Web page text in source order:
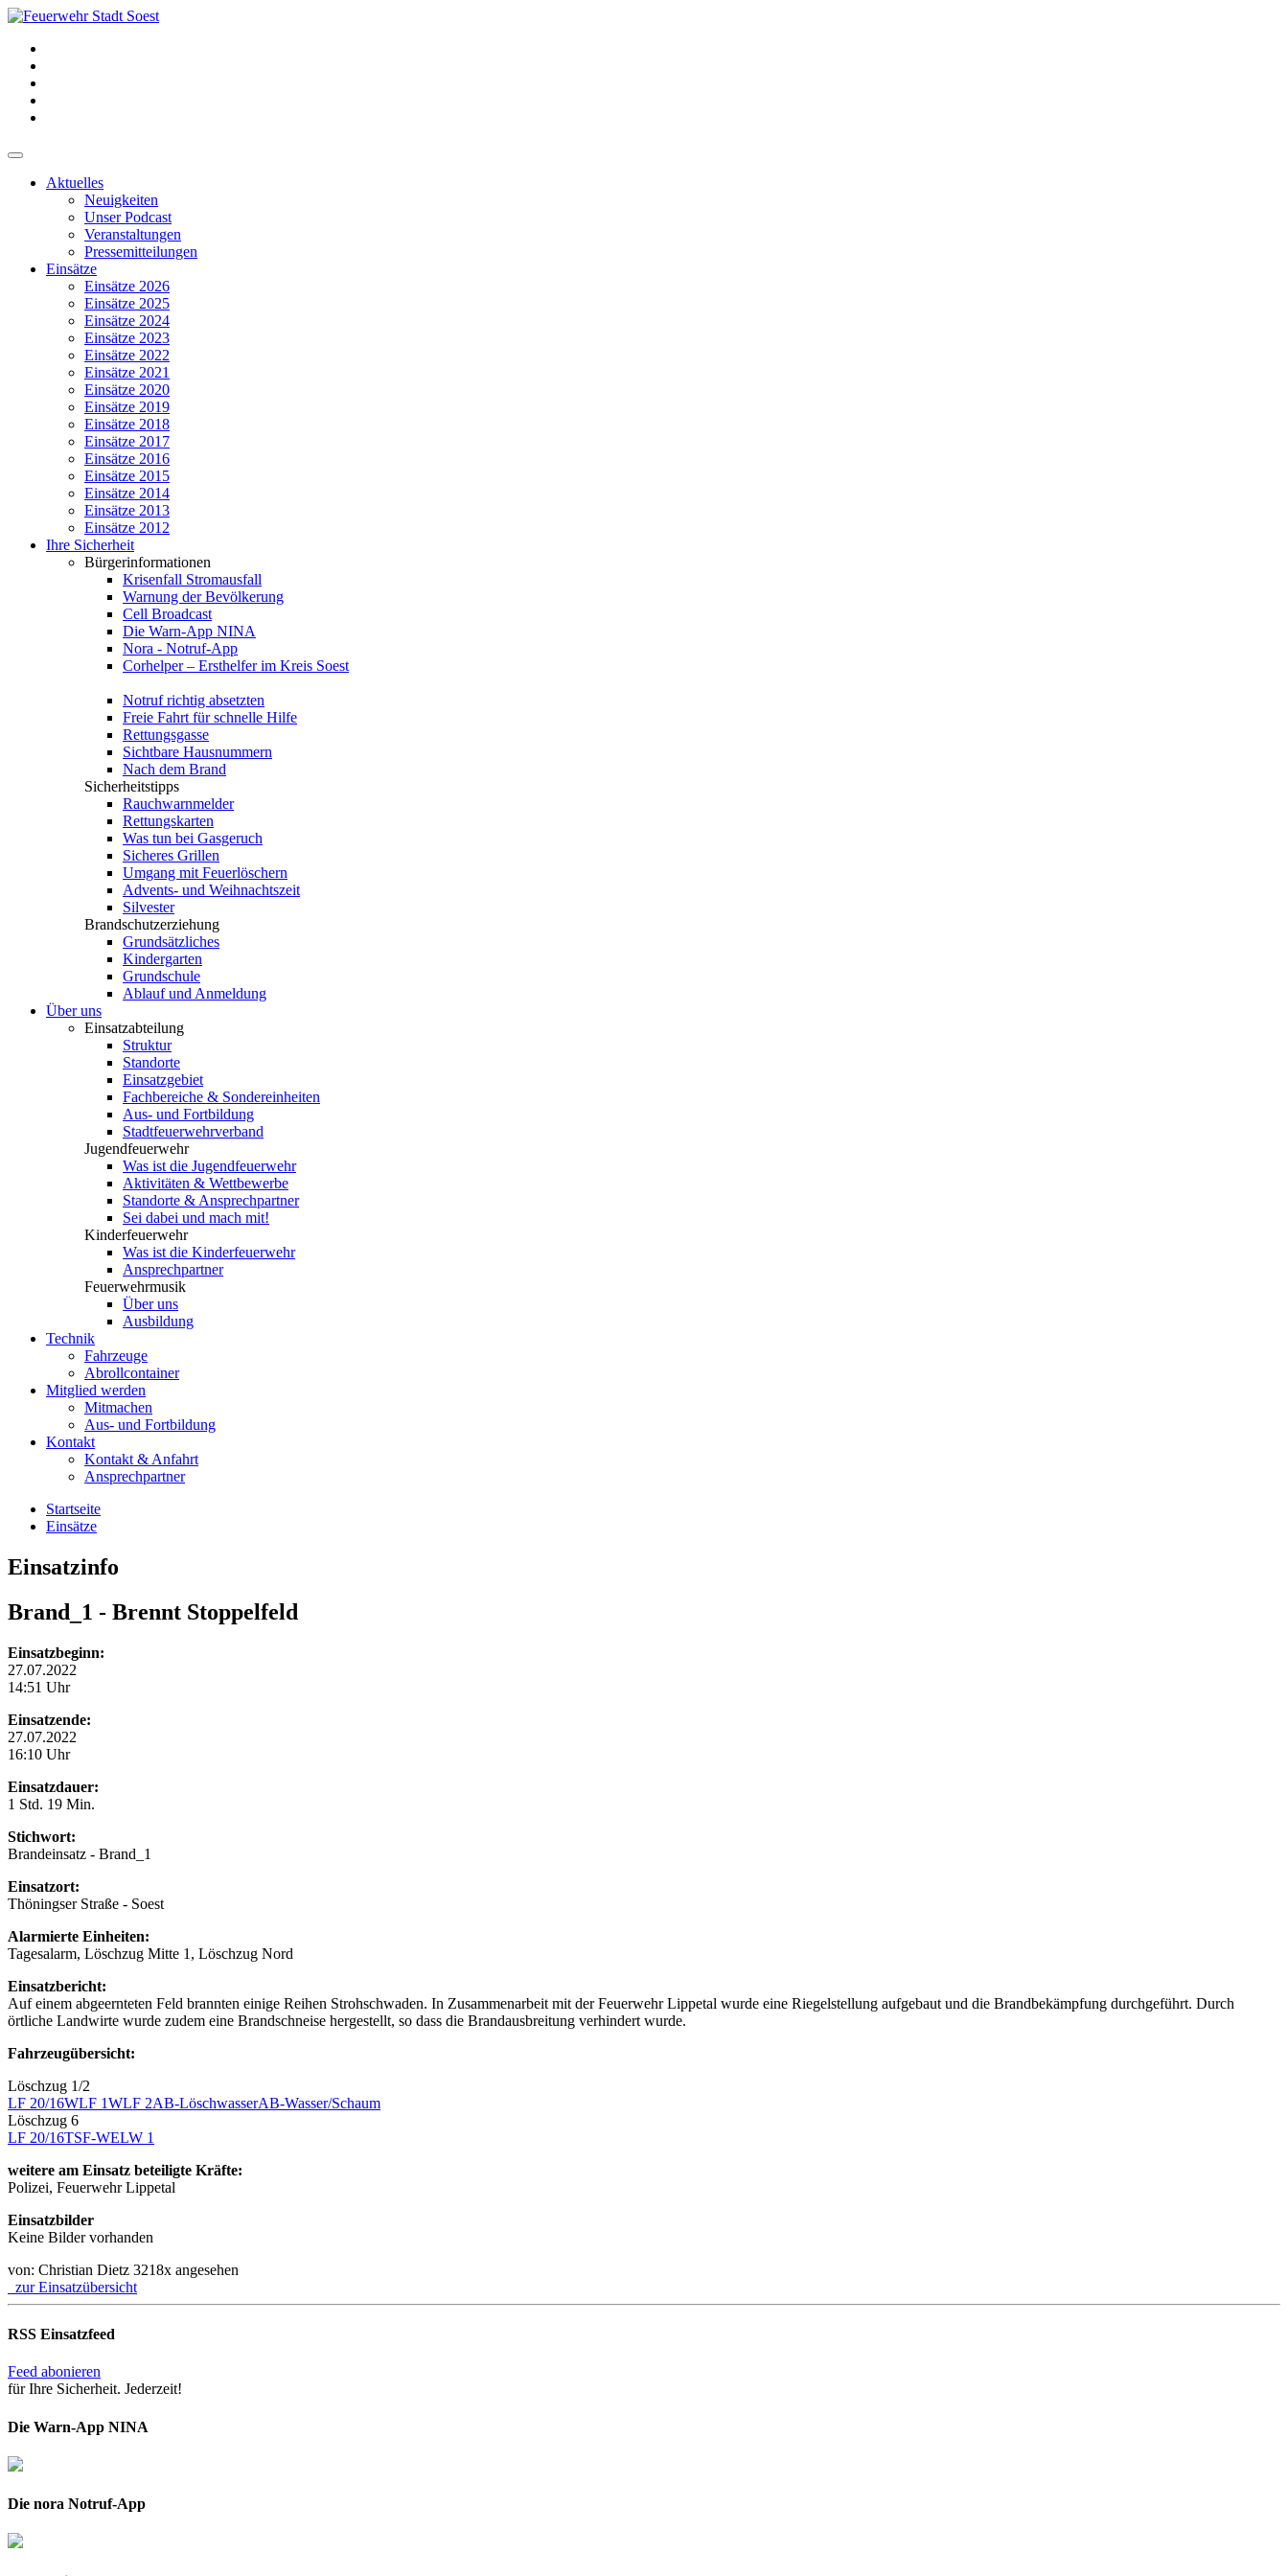
Aktuelles
Neuigkeiten
Unser Podcast
Veranstaltungen
Pressemitteilungen
Einsätze
Einsätze 2026
Einsätze 2025
Einsätze 2024
Einsätze 2023
Einsätze 2022
Einsätze 2021
Einsätze 2020
Einsätze 2019
Einsätze 2018
Einsätze 2017
Einsätze 2016
Einsätze 2015
Einsätze 2014
Einsätze 2013
Einsätze 2012
Ihre Sicherheit
Bürgerinformationen
Krisenfall Stromausfall
Warnung der Bevölkerung
Cell Broadcast
Die Warn-App NINA
Nora - Notruf-App
Corhelper – Ersthelfer im Kreis Soest
Notruf richtig absetzten
Freie Fahrt für schnelle Hilfe
Rettungsgasse
Sichtbare Hausnummern
Nach dem Brand
Sicherheitstipps
Rauchwarnmelder
Rettungskarten
Was tun bei Gasgeruch
Sicheres Grillen
Umgang mit Feuerlöschern
Advents- und Weihnachtszeit
Silvester
Brandschutzerziehung
Grundsätzliches
Kindergarten
Grundschule
Ablauf und Anmeldung
Über uns
Einsatzabteilung
Struktur
Standorte
Einsatzgebiet
Fachbereiche & Sondereinheiten
Aus- und Fortbildung
Stadtfeuerwehrverband
Jugendfeuerwehr
Was ist die Jugendfeuerwehr
Aktivitäten & Wettbewerbe
Standorte & Ansprechpartner
Sei dabei und mach mit!
Kinderfeuerwehr
Was ist die Kinderfeuerwehr
Ansprechpartner
Feuerwehrmusik
Über uns
Ausbildung
Technik
Fahrzeuge
Abrollcontainer
Mitglied werden
Mitmachen
Aus- und Fortbildung
Kontakt
Kontakt & Anfahrt
Ansprechpartner
Startseite
Einsätze
Einsatzinfo
Brand_1 - Brennt Stoppelfeld
Einsatzbeginn:
27.07.2022
14:51 Uhr
Einsatzende:
27.07.2022
16:10 Uhr
Einsatzdauer:
1 Std. 19 Min.
Stichwort:
Brandeinsatz - Brand_1
Einsatzort:
Thöningser Straße - Soest
Alarmierte Einheiten:
Tagesalarm, Löschzug Mitte 1, Löschzug Nord
Einsatzbericht:
Auf einem abgeernteten Feld brannten einige Reihen Strohschwaden. In Zusammenarbeit mit der Feuerwehr Lippetal wurde eine Riegelstellung aufgebaut und die Brandbekämpfung durchgeführt. Durch
örtliche Landwirte wurde zudem eine Brandschneise hergestellt, so dass die Brandausbreitung verhindert wurde.
Fahrzeugübersicht:
Löschzug 1/2
LF 20/16WLF 1WLF 2AB-LöschwasserAB-Wasser/Schaum
Löschzug 6
LF 20/16TSF-WELW 1
weitere am Einsatz beteiligte Kräfte:
Polizei, Feuerwehr Lippetal
Einsatzbilder
Keine Bilder vorhanden
von: Christian Dietz 3218x angesehen
zur Einsatzübersicht
RSS Einsatzfeed
Feed abonieren
für Ihre Sicherheit. Jederzeit!
Die Warn-App NINA
Die nora Notruf-App